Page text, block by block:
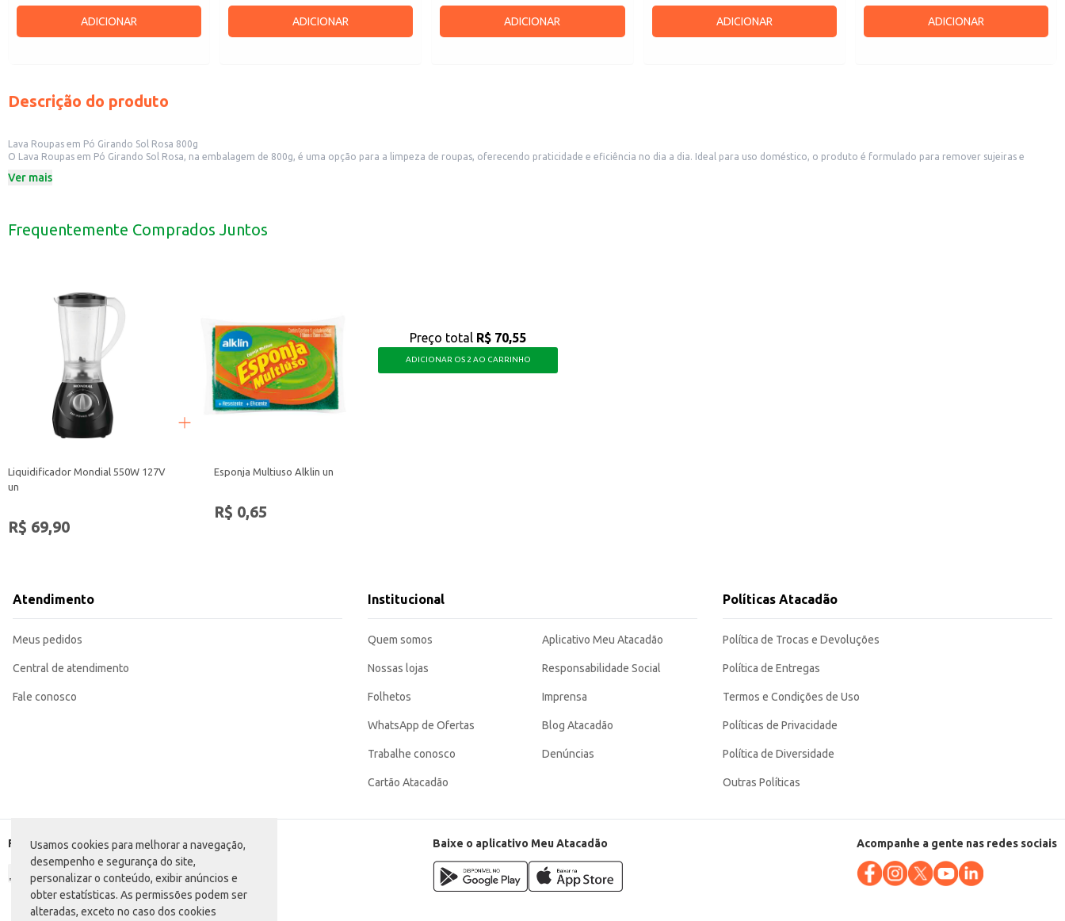
Usamos cookies para melhorar a navegação,
desempenho e segurança do site,
personalizar o conteúdo, exibir anúncios e
obter estatísticas. As permissões podem ser
alteradas, exceto no caso dos cookies
ADICIONAR ADICIONAR ADICIONAR ADICIONAR ADICIONAR
Descrição do produto
Lava Roupas em Pó Girando Sol Rosa 800g
O Lava Roupas em Pó Girando Sol Rosa, na embalagem de 800g, é uma opção para a limpeza de roupas, oferecendo praticidade e eficiência no dia a dia. Ideal para uso doméstico, o produto é formulado para remover sujeiras e
Dicas de Uso:
O Lava Roupas em Pó Girando Sol Rosa é uma escolha para quem busca um produto eficaz na limpeza das roupas, com um bom custo-benefício para o uso doméstico.
Ver mais
Frequentemente Comprados Juntos
Liquidificador Mondial 550W 127V
un
R$ 69,90
Esponja Multiuso Alklin un
R$ 0,65
Preço total R$ 70,55
ADICIONAR OS 2 AO CARRINHO
Atendimento
Meus pedidos
Central de atendimento
Fale conosco
Institucional
Quem somos
Nossas lojas
Folhetos
WhatsApp de Ofertas
Trabalhe conosco
Cartão Atacadão
Aplicativo Meu Atacadão
Responsabilidade Social
Imprensa
Blog Atacadão
Denúncias
Políticas Atacadão
Política de Trocas e Devoluções
Política de Entregas
Termos e Condições de Uso
Políticas de Privacidade
Política de Diversidade
Outras Políticas
Formas de pagamento Baixe o aplicativo Meu Atacadão Acompanhe a gente nas redes sociais